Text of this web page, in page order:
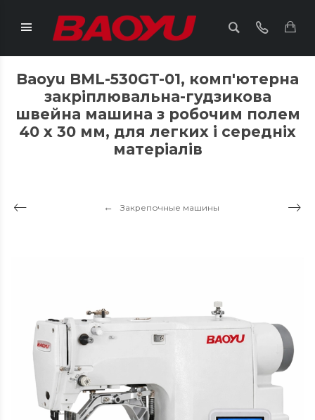
Baoyu BML-530GT-01, комп'ютерна
закріплювальна-гудзикова
швейна машина з робочим полем
40 x 30 мм, для легких і середніх
матеріалів
Закрепочные машины